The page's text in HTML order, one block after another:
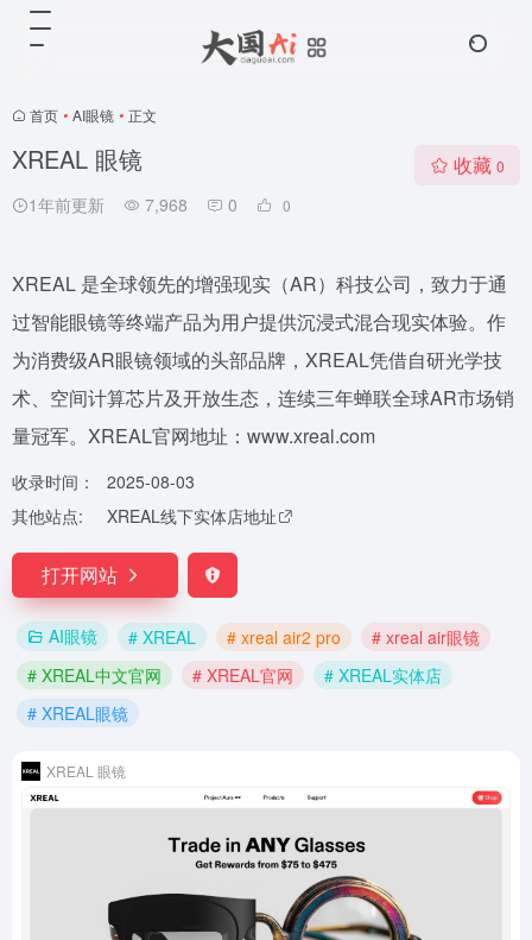
首页 • AI眼镜 • 正文
XREAL 眼镜
1年前更新 7,968 0 0
收藏 0
XREAL 是全球领先的增强现实（AR）科技公司，致力于通
过智能眼镜等终端产品为用户提供沉浸式混合现实体验。作
为消费级AR眼镜领域的头部品牌，XREAL凭借自研光学技
术、空间计算芯片及开放生态，连续三年蝉联全球AR市场销
量冠军。XREAL官网地址：www.xreal.com
收录时间：
2025-08-03
其他站点:
XREAL线下实体店地址
打开网站
AI眼镜 # XREAL # xreal air2 pro
# xreal air眼镜
# XREAL中文官网
# XREAL官网
# XREAL实体店
# XREAL眼镜
XREAL 眼镜